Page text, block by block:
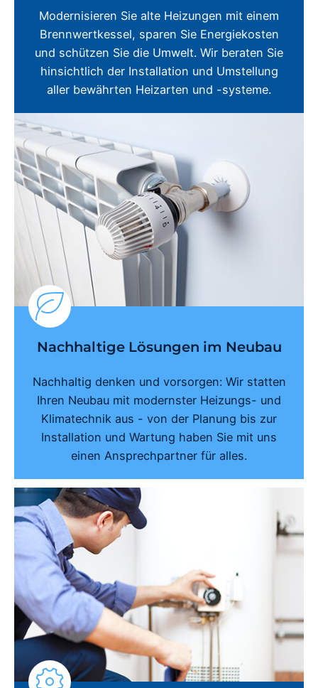
Modernisieren Sie alte Heizungen mit einem
Brennwertkessel, sparen Sie Energiekosten
und schützen Sie die Umwelt. Wir beraten Sie
hinsichtlich der Installation und Umstellung
aller bewährten Heizarten und -systeme.
Nachhaltige Lösungen im Neubau
Nachhaltig denken und vorsorgen: Wir statten
Ihren Neubau mit modernster Heizungs- und
Klimatechnik aus - von der Planung bis zur
Installation und Wartung haben Sie mit uns
einen Ansprechpartner für alles.